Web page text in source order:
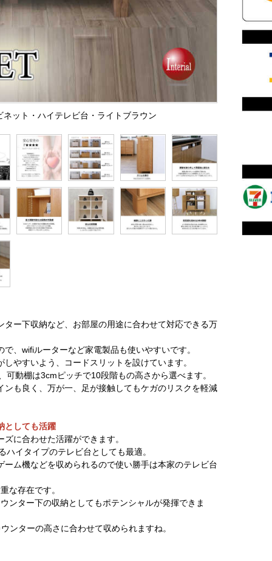
ット・ハイテレビ台・ライトブラウン
ー下収納など、お部屋の用途に合わせて対応できる万
、wifiルーターなど家電製品も使いやすいです。
やすいよう、コードスリットを設けています。
動棚は3cmピッチで10段階もの高さから選べます。
も良く、万が一、足が接触してもケガのリスクを軽減
としても活躍
に合わせた活躍ができます。
イタイプのテレビ台としても最適。
ム機などを収められるので使い勝手は本家のテレビ台
な存在です。
ンター下の収納としてもポテンシャルが発揮できま
ンターの高さに合わせて収められますね。